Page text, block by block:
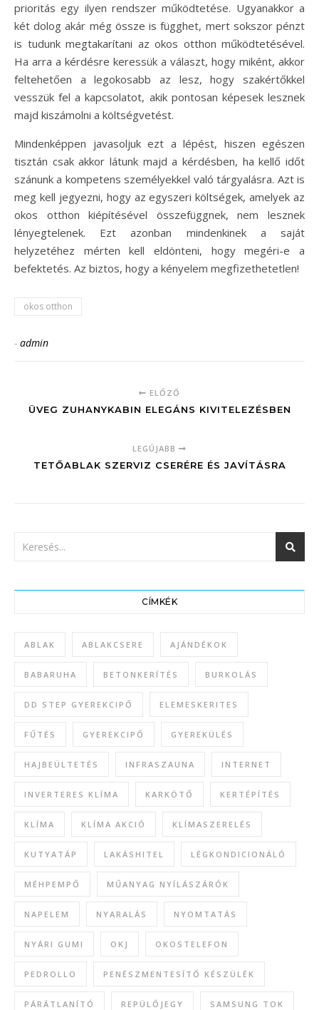
prioritás egy ilyen rendszer működtetése. Ugyanakkor a
két dolog akár még össze is függhet, mert sokszor pénzt
is tudunk megtakarítani az okos otthon működtetésével.
Ha arra a kérdésre keressük a választ, hogy miként, akkor
feltehetően a legokosabb az lesz, hogy szakértőkkel
vesszük fel a kapcsolatot, akik pontosan képesek lesznek
majd kiszámolni a költségvetést.
Mindenképpen javasoljuk ezt a lépést, hiszen egészen
tisztán csak akkor látunk majd a kérdésben, ha kellő időt
szánunk a kompetens személyekkel való tárgyalásra. Azt is
meg kell jegyezni, hogy az egyszeri költségek, amelyek az
okos otthon kiépítésével összefüggnek, nem lesznek
lényegtelenek. Ezt azonban mindenkinek a saját
helyzetéhez mérten kell eldönteni, hogy megéri-e a
befektetés. Az biztos, hogy a kényelem megfizethetetlen!
okos otthon
- admin
ELŐZŐ
ÜVEG ZUHANYKABIN ELEGÁNS KIVITELEZÉSBEN
LEGÚJABB
TETŐABLAK SZERVIZ CSERÉRE ÉS JAVÍTÁSRA
CÍMKÉK
ABLAK ABLAKCSERE AJÁNDÉKOK
BABARUHA BETONKERÍTÉS BURKOLÁS
DD STEP GYEREKCIPŐ ELEMESKERITES
FŰTÉS GYEREKCIPŐ GYEREKÜLÉS
HAJBEÜLTETÉS INFRASZAUNA INTERNET
INVERTERES KLÍMA KARKÖTŐ KERTÉPÍTÉS
KLÍMA KLÍMA AKCIÓ KLÍMASZERELÉS
KUTYATÁP LAKÁSHITEL LÉGKONDICIONÁLÓ
MÉHPEMPŐ MŰANYAG NYÍLÁSZÁRÓK
NAPELEM NYARALÁS NYOMTATÁS
NYÁRI GUMI OKJ OKOSTELEFON
PEDROLLO PENÉSZMENTESÍTŐ KÉSZÜLÉK
PÁRÁTLANÍTÓ REPÜLŐJEGY SAMSUNG TOK